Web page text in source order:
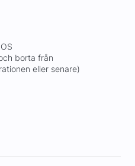
borta från
eller senare)